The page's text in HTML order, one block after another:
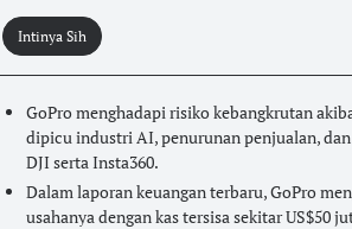
Intinya Sih
GoPro menghadapi risiko kebangkrutan
dipicu industri AI, penurunan penjualan,
DJI serta Insta360.
Dalam laporan keuangan terbaru, GoPro
usahanya dengan kas tersisa sekitar US$50